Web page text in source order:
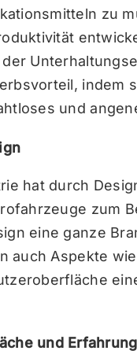
zu
indem
und
hat durch
zum
eine ganze
auch Aspekte
und